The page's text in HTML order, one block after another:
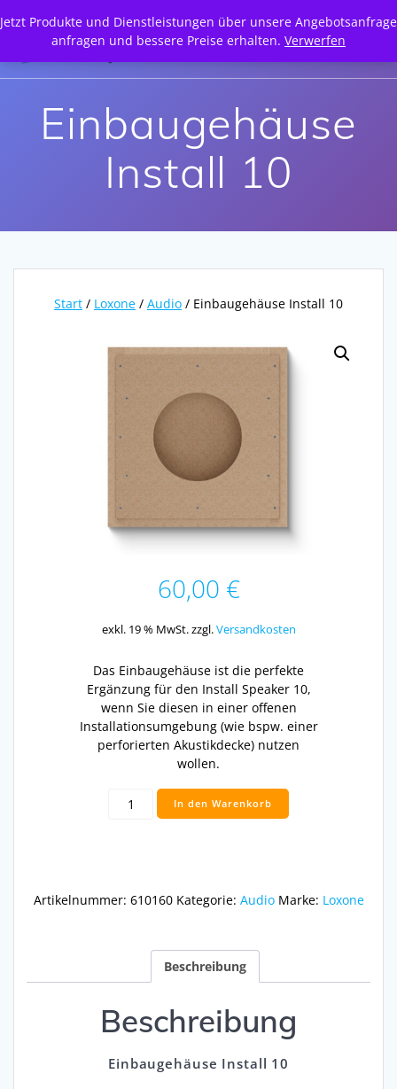
Jetzt Produkte und Dienstleistungen über unsere Angebotsanfrage
anfragen und bessere Preise erhalten. Verwerfen
Inhalt
springen
Einbaugehäuse
Install 10
Start / Loxone / Audio / Einbaugehäuse Install 10
60,00 €
exkl. 19 % MwSt. zzgl.Versandkosten
Das Einbaugehäuse ist die perfekte
Ergänzung für den Install Speaker 10,
wenn Sie diesen in einer offenen
Installationsumgebung (wie bspw. einer
perforierten Akustikdecke) nutzen
wollen.
Einbaugehäuse
Install
In den Warenkorb
Artikelnummer: 610160 Kategorie: Audio Marke: Loxone
Beschreibung
Beschreibung
Einbaugehäuse Install 10